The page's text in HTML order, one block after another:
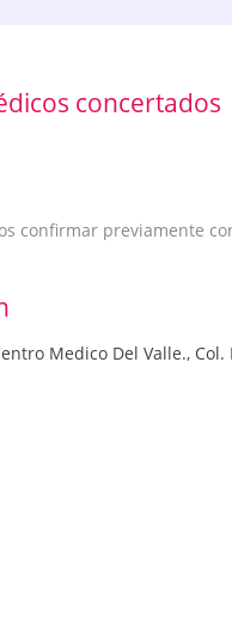
concertados
confirmar previamente
Medico Del Valle., Col.